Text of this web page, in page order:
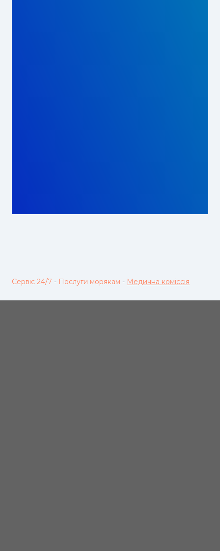
Сервіс 24/7 - Послуги морякам - Медична коміссія